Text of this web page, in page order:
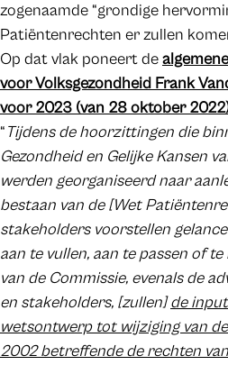
zogenaamde “grondige
Patiëntenrechten er zullen
Op dat vlak poneert de
voor Volksgezondheid Frank
voor 2023 (van 28 oktober
“Tijdens de hoorzittingen die
Gezondheid en Gelijke Kansen
werden georganiseerd naar
bestaan van de [Wet
stakeholders voorstellen
aan te vullen, aan te passen of
van de Commissie, evenals de
en stakeholders, [zullen]de
wetsontwerp tot wijziging van
2002 betreffende de rechten